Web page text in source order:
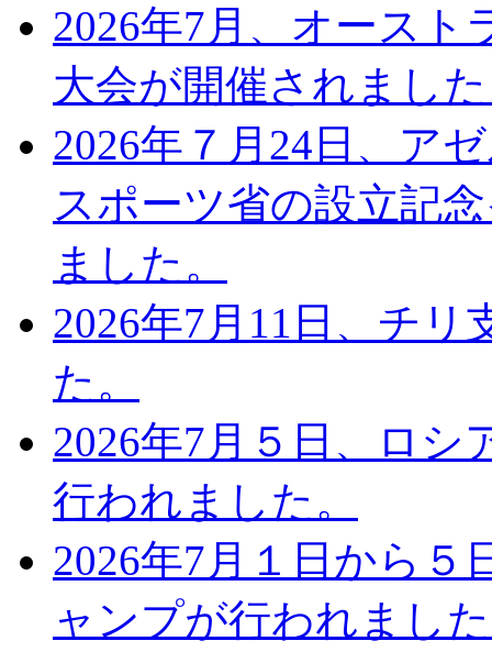
2026年7月、オース
大会が開催されまし
2026年７月24日、ア
スポーツ省の設立記
ました。
2026年7月11日、チ
た。
2026年7月５日、ロシ
行われました。
2026年7月１日から５
ャンプが行われまし